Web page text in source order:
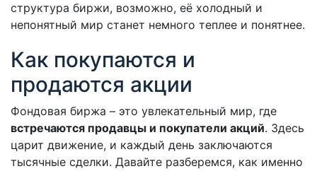
структура биржи, возможно, её холодный и
непонятный мир станет немного теплее и понятнее.
Как покупаются и
продаются акции
Фондовая биржа – это увлекательный мир, где
встречаются продавцы и покупатели акций. Здесь
царит движение, и каждый день заключаются
тысячные сделки. Давайте разберемся, как именно